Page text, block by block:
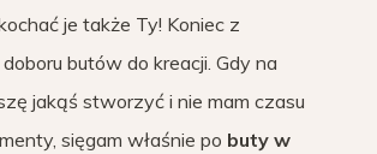
je także Ty! Koniec z
butów do kreacji. Gdy na
jakąś stworzyć i nie mam czasu
sięgam właśnie po buty w